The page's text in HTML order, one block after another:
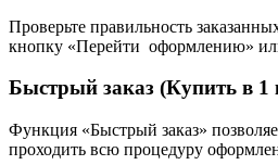
Проверьте правильность
кнопку «Перейти оформлению»
Быстрый заказ (Купить в 1
Функция «Быстрый заказ»
проходить всю процедуру